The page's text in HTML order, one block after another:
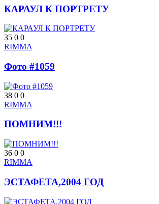
КАРАУЛ К ПОРТРЕТУ
35 0 0
RIMMA
Фото #1059
38 0 0
RIMMA
ПОМНИМ!!!
36 0 0
RIMMA
ЭСТАФЕТА,2004 ГОД